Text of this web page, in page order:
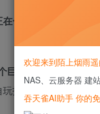
一个巨大的极地漩涡
巨大的等离子体丝，
技e族-https://
欢迎来到陌上烟雨
NAS、云服务器 建
吞天雀AI助手 你的